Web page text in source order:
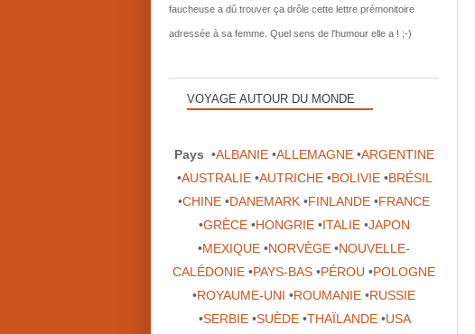
faucheuse a dû trouver ça drôle cette lettre prémonitoire
adressée à sa femme. Quel sens de l'humour elle a ! ;-)
VOYAGE AUTOUR DU MONDE
Pays •ALBANIE•ALLEMAGNE•ARGENTINE
•AUSTRALIE•AUTRICHE•BOLIVIE•BRÉSIL
•CHINE •DANEMARK •FINLANDE •FRANCE
•GRÈCE•HONGRIE•ITALIE•JAPON
•MEXIQUE •NORVÈGE •NOUVELLE-
CALÉDONIE •PAYS-BAS •PÉROU •POLOGNE
•ROYAUME-UNI •ROUMANIE •RUSSIE
•SERBIE•SUÈDE•THAÏLANDE•USA